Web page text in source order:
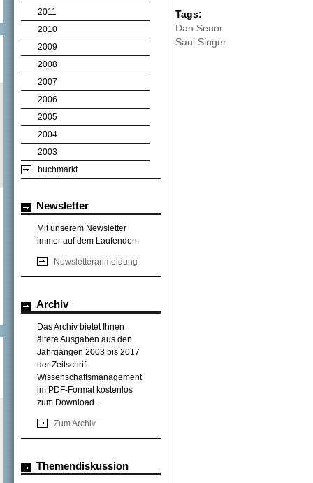
2011
2010
2009
2008
2007
2006
2005
2004
2003
buchmarkt
Newsletter
Mit unserem Newsletter
immer auf dem Laufenden.
Newsletteranmeldung
Archiv
Das Archiv bietet Ihnen
ältere Ausgaben aus den
Jahrgängen 2003 bis 2017
der Zeitschrift
Wissenschaftsmanagement
im PDF-Format kostenlos
zum Download.
Zum Archiv
Themendiskussion
Tags:
Dan Senor
Saul Singer